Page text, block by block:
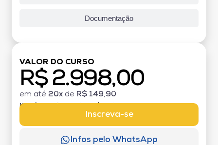
Documentação
VALOR DO CURSO
R$ 2.998,00
em até 20x de R$ 149,90
MATRÍCULA:
Inscreva-se
Infos pelo WhatsApp